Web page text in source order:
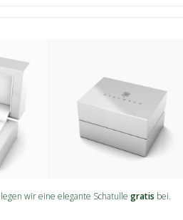
wir eine elegante Schatullegratis bei.